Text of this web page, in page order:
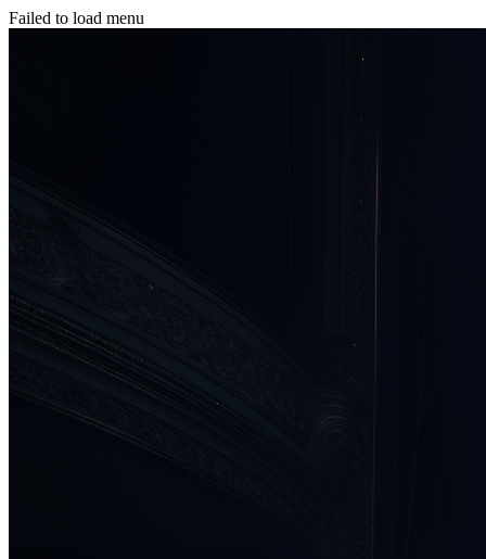
Failed to load menu